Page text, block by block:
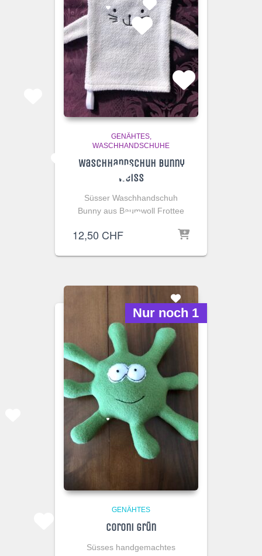
GENÄHTES
WASCHHANDSCHUHE
Waschhandschuh Bunny
Weiss
Süsser Waschhandschuh
Bunny aus Baumwoll Frottee
12,50 CHF
Nur noch 1
GENÄHTES
Coroni grün
Süsses handgemachtes